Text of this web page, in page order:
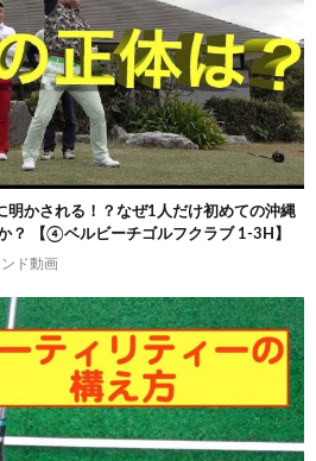
明かされる！？なぜ1人だけ初めての沖縄
？ 【④ベルビーチゴルフクラブ 1-3H】
ド動画